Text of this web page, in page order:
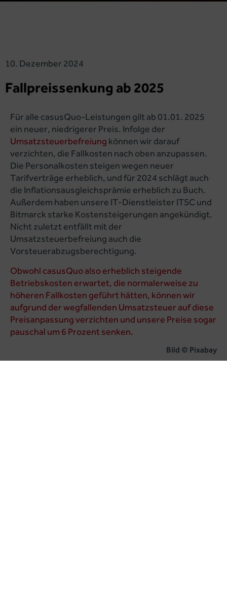
10. Dezember 2024
Fallpreissenkung ab 2025
Für alle casusQuo-Leistungen gilt ab 01.01. 2025
ein neuer, niedrigerer Preis. Infolge der
Umsatzsteuerbefreiung können wir darauf
verzichten, die Fallkosten nach oben anzupassen.
Die Personalkosten steigen wegen neuer
Tarifverträge erheblich, und für 2024 schlägt auch
die Inflationsausgleichsprämie erheblich zu Buch.
Außerdem haben unsere IT-Dienstleister ITSC und
Bitmarck starke Kostensteigerungen angekündigt.
Nicht zuletzt entfällt mit der
Umsatzsteuerbefreiung auch die
Vorsteuerabzugsberechtigung.
Obwohl casusQuo also erheblich steigende
Betriebskosten erwartet, die normalerweise zu
höheren Fallkosten geführt hätten, können wir
aufgrund der wegfallenden Umsatzsteuer auf diese
Preisanpassung verzichten und unsere Preise sogar
pauschal um 6 Prozent senken.
Bild © Pixabay